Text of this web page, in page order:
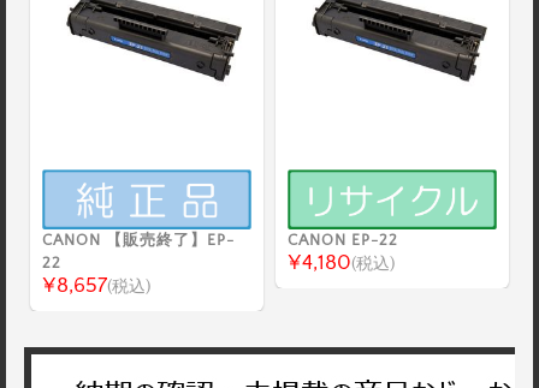
CANON 【販売終了】EP-
22
¥8,657(税込)
CANON EP-22
¥4,180(税込)